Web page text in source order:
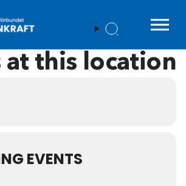
Menu
at this location
EVENTS